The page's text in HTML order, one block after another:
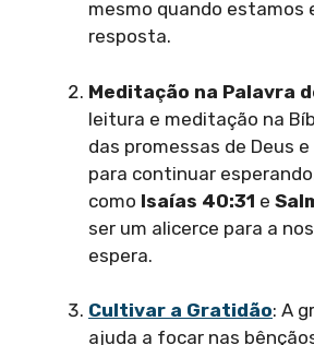
mesmo quando estamos
resposta.
Meditação na Palavra
leitura e meditação na
das promessas de Deus
para continuar
como Isaías 40:31 e
ser um alicerce para a
espera.
Cultivar a Gratidão: A
ajuda a focar nas